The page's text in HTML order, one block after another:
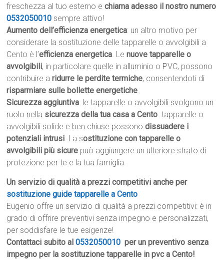
freschezza al tuo esterno echiama adesso il nostro numero
0532050010 sempre attivo!
Aumento dell’efficienza energetica: un altro motivo per
considerare la sostituzione delle tapparelle o avvolgibili a
Cento è l’efficienza energetica. Lenuove tapparelle o
avvolgibili, in particolare quelle in alluminio o PVC, possono
contribuire aridurre le perdite termiche, consentendoti di
risparmiare sulle bollette energetiche.
Sicurezza aggiuntiva: le tapparelle o avvolgibili svolgono un
ruolo nella sicurezza della tua casa a Cento. tapparelle o
avvolgibili solide e ben chiuse possonodissuadere i
potenziali intrusi. La sostituzione con tapparelle o
avvolgibili più sicure può aggiungere un ulteriore strato di
protezione per te e la tua famiglia.
Un servizio di qualità a prezzi competitivi anche per
sostituzione guide tapparelle a Cento
Eugenio offre un servizio di qualità a prezzi competitivi: è in
grado di offrire preventivi senza impegno e personalizzati,
per soddisfare le tue esigenze!
Contattaci subito al0532050010 per un preventivo senza
impegno per la sostituzione tapparelle in pvc a Cento!